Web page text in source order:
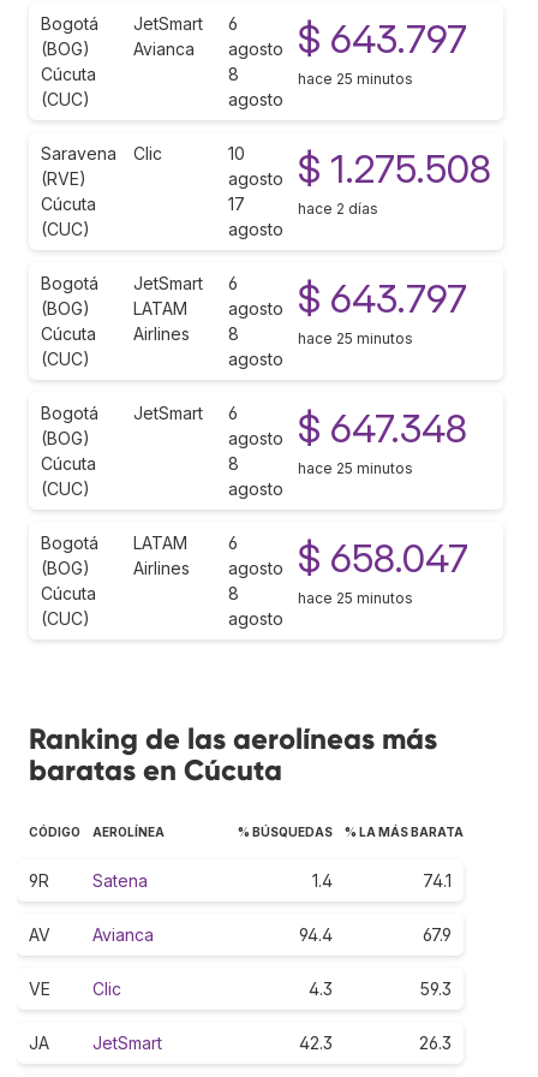
Bogotá
(BOG)
Cúcuta
(CUC)
JetSmart
Avianca
6
agosto
8
agosto
$ 643.797
hace 25 minutos
Saravena
(RVE)
Cúcuta
(CUC)
Clic
10
agosto
17
agosto
$ 1.275.508
hace 2 días
Bogotá
(BOG)
Cúcuta
(CUC)
JetSmart
LATAM
Airlines
6
agosto
8
agosto
$ 643.797
hace 25 minutos
Bogotá
(BOG)
Cúcuta
(CUC)
JetSmart
6
agosto
8
agosto
$ 647.348
hace 25 minutos
Bogotá
(BOG)
Cúcuta
(CUC)
LATAM
Airlines
6
agosto
8
agosto
$ 658.047
hace 25 minutos
Ranking de las aerolíneas más
baratas en Cúcuta
CÓDIGO AEROLÍNEA % BÚSQUEDAS % LA MÁS BARATA
9R Satena 1.4 74.1
AV Avianca 94.4 67.9
VE Clic 4.3 59.3
JA JetSmart 42.3 26.3